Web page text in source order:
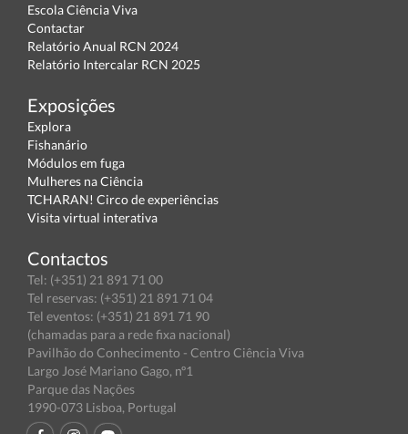
Escola Ciência Viva
Contactar
Relatório Anual RCN 2024
Relatório Intercalar RCN 2025
Exposições
Explora
Fishanário
Módulos em fuga
Mulheres na Ciência
TCHARAN! Circo de experiências
Visita virtual interativa
Contactos
Tel: (+351) 21 891 71 00
Tel reservas: (+351) 21 891 71 04
Tel eventos: (+351) 21 891 71 90
(chamadas para a rede fixa nacional)
Pavilhão do Conhecimento - Centro Ciência Viva
Largo José Mariano Gago, nº1
Parque das Nações
1990-073 Lisboa, Portugal